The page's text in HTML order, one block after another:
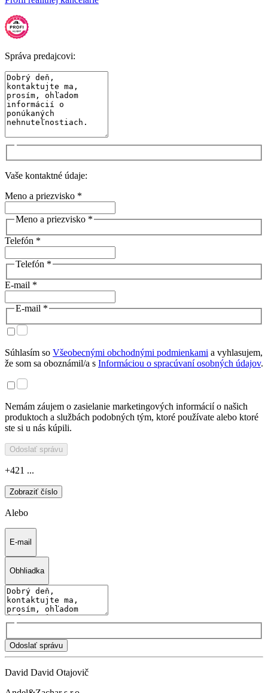
Správa predajcovi:
Vaše kontaktné údaje:
Meno a priezvisko *
Meno a priezvisko *
Telefón *
Telefón *
E-mail *
E-mail *
Súhlasím so Všeobecnými obchodnými podmienkami a vyhlasujem,
že som sa oboznámil/a s Informáciou o spracúvaní osobných údajov.
Nemám záujem o zasielanie marketingových informácií o našich
produktoch a službách podobných tým, ktoré používate alebo ktoré
ste si u nás kúpili.
Odoslať správu
+421 ...
Zobraziť číslo
Alebo
E-mail
Obhliadka
Odoslať správu
David David Otajovič